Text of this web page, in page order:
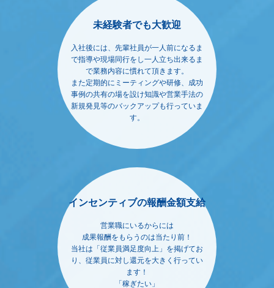
未経験者でも大歓迎
入社後には、先輩社員が一人前になるま
で指導や現場同行をし一人立ち出来るま
で業務内容に慣れて頂きます。
また定期的にミーティングや研修、成功
事例の共有の場を設け知識や営業手法の
新規発見等のバックアップも行っていま
す。
インセンティブの報酬金額支給
営業職にいるからには
成果報酬をもらうのは当たり前！
当社は「従業員満足度向上」を掲げてお
り、従業員に対し還元を大きく行ってい
ます！
「稼ぎたい」